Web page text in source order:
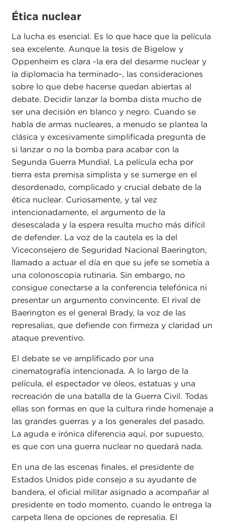
Ética nuclear
La lucha es esencial. Es lo que hace que la película
sea excelente. Aunque la tesis de Bigelow y
Oppenheim es clara -la era del desarme nuclear y
la diplomacia ha terminado-, las consideraciones
sobre lo que debe hacerse quedan abiertas al
debate. Decidir lanzar la bomba dista mucho de
ser una decisión en blanco y negro. Cuando se
habla de armas nucleares, a menudo se plantea la
clásica y excesivamente simplificada pregunta de
si lanzar o no la bomba para acabar con la
Segunda Guerra Mundial. La película echa por
tierra esta premisa simplista y se sumerge en el
desordenado, complicado y crucial debate de la
ética nuclear. Curiosamente, y tal vez
intencionadamente, el argumento de la
desescalada y la espera resulta mucho más difícil
de defender. La voz de la cautela es la del
Viceconsejero de Seguridad Nacional Baerington,
llamado a actuar el día en que su jefe se sometía a
una colonoscopia rutinaria. Sin embargo, no
consigue conectarse a la conferencia telefónica ni
presentar un argumento convincente. El rival de
Baerington es el general Brady, la voz de las
represalias, que defiende con firmeza y claridad un
ataque preventivo.
El debate se ve amplificado por una
cinematografía intencionada. A lo largo de la
película, el espectador ve óleos, estatuas y una
recreación de una batalla de la Guerra Civil. Todas
ellas son formas en que la cultura rinde homenaje a
las grandes guerras y a los generales del pasado.
La aguda e irónica diferencia aquí, por supuesto,
es que con una guerra nuclear no quedará nada.
En una de las escenas finales, el presidente de
Estados Unidos pide consejo a su ayudante de
bandera, el oficial militar asignado a acompañar al
presidente en todo momento, cuando le entrega la
carpeta llena de opciones de represalia. El